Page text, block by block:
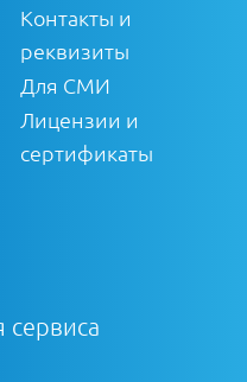
Контакты и
реквизиты
Для СМИ
Лицензии и
сертификаты
сервиса